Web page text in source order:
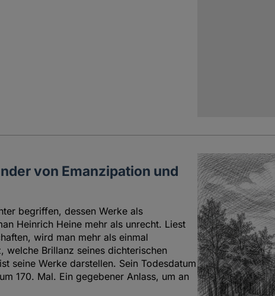
von Emanzipation und
begriffen, dessen Werke als
Heinrich Heine mehr als unrecht. Liest
wird man mehr als einmal
welche Brillanz seines dichterischen
seine Werke darstellen. Sein Todesdatum
170. Mal. Ein gegebener Anlass, um an